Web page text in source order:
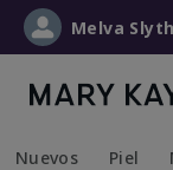
Nuevos Piel